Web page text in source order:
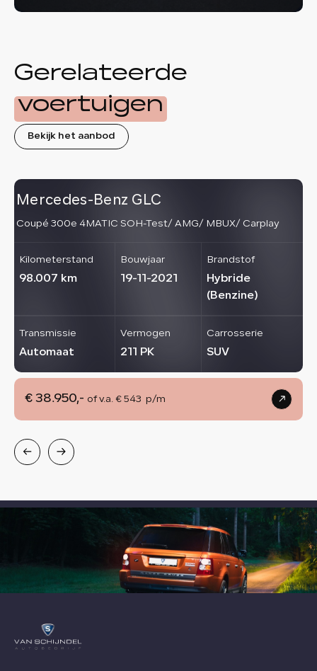
Gerelateerde
voertuigen
Bekijk het aanbod
Mercedes-Benz GLC
Coupé 300e 4MATIC SOH-Test/ AMG/ MBUX/ Carplay
Kilometerstand
98.007 km
Bouwjaar
19-11-2021
Brandstof
Hybride
(Benzine)
Transmissie
Automaat
Vermogen
211 PK
Carrosserie
SUV
€ 38.950,- of v.a. € 543 p/m